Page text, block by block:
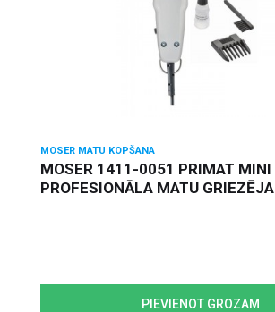
MOSER MATU KOPŠANA
MOSER 1411-0051 PRIMAT MINI
PROFESIONĀLA MATU GRIEZĒJA
PIEVIENOT GROZAM